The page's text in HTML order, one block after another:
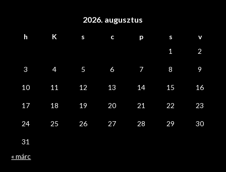
2026. augusztus
h K s c p s
v
1
2
3 4 5 6 7 8 9
10 11 12 13 14 15 16
17 18 19 20 21 22 23
24 25 26 27 28 29 30
31
« márc